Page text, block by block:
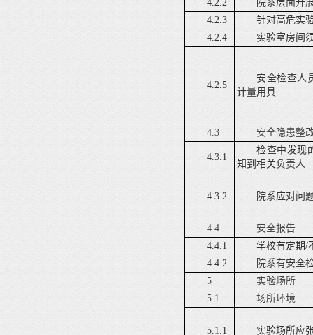
4.2.2
院系层面开
4.2.3
针对高危实
4.2.4
实验室房间
4.2.5
安全检查人
计量用具
4.3 安全隐患整
4.3.1
检查中发现
知到相关负责人
4.3.2 院系应对问
4.4
安全报告
4.4.1
学校有定期/
4.4.2
院系有安全
5
实验场所
5.1
场所环境
5.1.1 实验场所应